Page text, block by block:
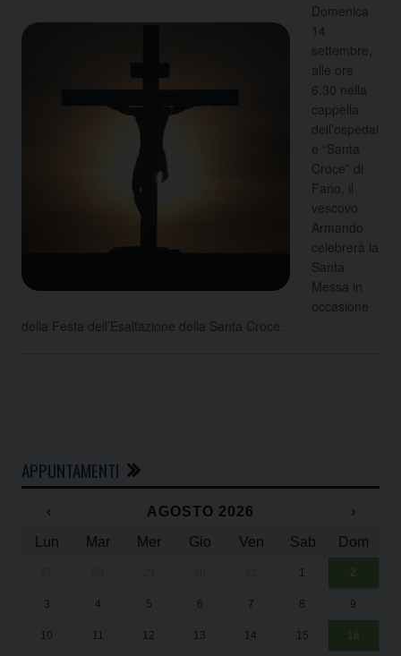
Domenica
14
settembre,
alle ore
6.30 nella
cappella
dell’ospedal
e “Santa
Croce” di
Fano, il
vescovo
Armando
celebrerà la
Santa
Messa in
occasione
della Festa dell’Esaltazione della Santa Croce.
APPUNTAMENTI
‹ AGOSTO 2026
›
Lun
Mar Mer Gio Ven Sab Dom
1 2
3 4 5 6 7 8 9
10 11 12 13 14 15 16